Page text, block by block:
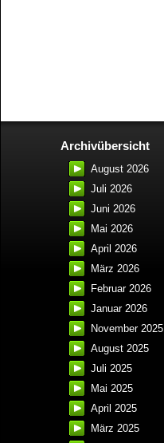
Archivübersicht
August 2026
Juli 2026
Juni 2026
Mai 2026
April 2026
März 2026
Februar 2026
Januar 2026
November 2025
August 2025
Juli 2025
Mai 2025
April 2025
März 2025